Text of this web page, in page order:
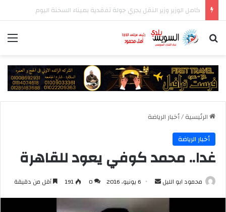
بحث عن
الرئيسية/أخبار الرياضة
أخبار الرياضة
غدا.. محمد كوفي يعود للقاهرة
محمود ابو الليل
أرسل
إلكترونيا
6 يونيو، 2016 0
191 أقل من دقيقة